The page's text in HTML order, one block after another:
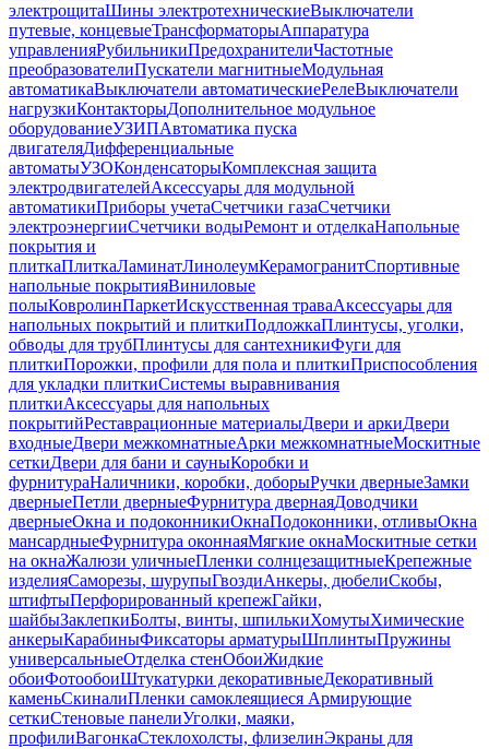
электрощитаШины электротехническиеВыключатели
путевые, концевыеТрансформаторыАппаратура
управленияРубильникиПредохранителиЧастотные
преобразователиПускатели магнитныеМодульная
автоматикаВыключатели автоматическиеРелеВыключатели
нагрузкиКонтакторыДополнительное модульное
оборудованиеУЗИПАвтоматика пуска
двигателяДифференциальные
автоматыУЗОКонденсаторыКомплексная защита
электродвигателейАксессуары для модульной
автоматикиПриборы учетаСчетчики газаСчетчики
электроэнергииСчетчики водыРемонт и отделкаНапольные
покрытия и
плиткаПлиткаЛаминатЛинолеумКерамогранитСпортивные
напольные покрытияВиниловые
полыКовролинПаркетИскусственная траваАксессуары для
напольных покрытий и плиткиПодложкаПлинтусы, уголки,
обводы для трубПлинтусы для сантехникиФуги для
плиткиПорожки, профили для пола и плиткиПриспособления
для укладки плиткиСистемы выравнивания
плиткиАксессуары для напольных
покрытийРеставрационные материалыДвери и аркиДвери
входныеДвери межкомнатныеАрки межкомнатныеМоскитные
сеткиДвери для бани и сауныКоробки и
фурнитураНаличники, коробки, доборыРучки дверныеЗамки
дверныеПетли дверныеФурнитура двернаяДоводчики
дверныеОкна и подоконникиОкнаПодоконники, отливыОкна
мансардныеФурнитура оконнаяМягкие окнаМоскитные сетки
на окнаЖалюзи уличныеПленки солнцезащитныеКрепежные
изделияСаморезы, шурупыГвоздиАнкеры, дюбелиСкобы,
штифтыПерфорированный крепежГайки,
шайбыЗаклепкиБолты, винты, шпилькиХомутыХимические
анкерыКарабиныФиксаторы арматурыШплинтыПружины
универсальныеОтделка стенОбоиЖидкие
обоиФотообоиШтукатурки декоративныеДекоративный
каменьСкиналиПленки самоклеящиеся Армирующие
сеткиСтеновые панелиУголки, маяки,
профилиВагонкаСтеклохолсты, флизелинЭкраны для